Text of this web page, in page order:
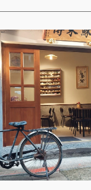
笑聲爽朗的主廚
年A CUT因遷